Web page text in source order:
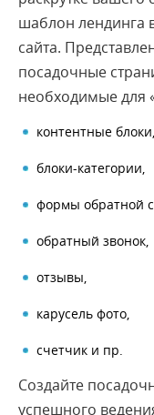
шаблон лендинга
сайта.
посадочные
необходимые для
контентные блоки,
блоки-категории,
формы обратной
обратный звонок,
отзывы,
карусель фото,
счетчик и пр.
Создайте
успешного